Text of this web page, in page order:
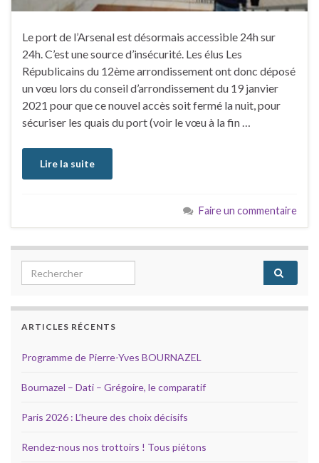
Le port de l’Arsenal est désormais accessible 24h sur
24h. C’est une source d’insécurité. Les élus Les
Républicains du 12ème arrondissement ont donc déposé
un vœu lors du conseil d’arrondissement du 19 janvier
2021 pour que ce nouvel accès soit fermé la nuit, pour
sécuriser les quais du port (voir le vœu à la fin …
Lire la suite
Faire un commentaire
Search for:
ARTICLES RÉCENTS
Programme de Pierre-Yves BOURNAZEL
Bournazel – Dati – Grégoire, le comparatif
Paris 2026 : L’heure des choix décisifs
Rendez-nous nos trottoirs ! Tous piétons